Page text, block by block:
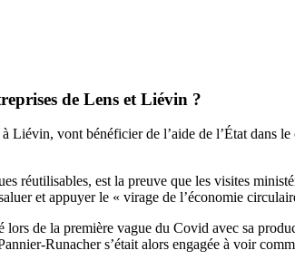
de Lens et Liévin ?
vont bénéficier de l’aide de l’État dans
réutilisables, est la preuve que les visites
et appuyer le « virage de l’économie
lors de la première vague du Covid avec sa
Runacher s’était alors engagée à voir